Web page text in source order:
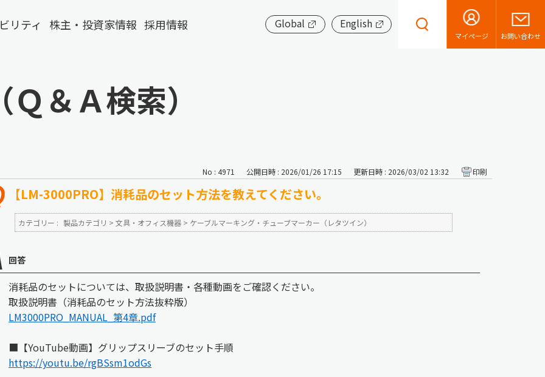
リティ 株主・投資家情報 採用情報 Global English
マイページ お問い合わせ
＆Ａ検索）
No : 4971 公開日時 : 2026/01/26 17:15 更新日時 : 2026/03/02 13:32 印刷
【LM-3000PRO】消耗品のセット方法を教えてください。
カテゴリー : 製品カテゴリ > 文具・オフィス機器 > ケーブルマーキング・チューブマーカー（レタツイン）
回答
消耗品のセットについては、取扱説明書・各種動画をご確認ください。
取扱説明書（消耗品のセット方法抜粋版）
LM3000PRO_MANUAL_第4章.pdf
■【YouTube動画】グリップスリーブのセット手順
https://youtu.be/rgBSsm1odGs